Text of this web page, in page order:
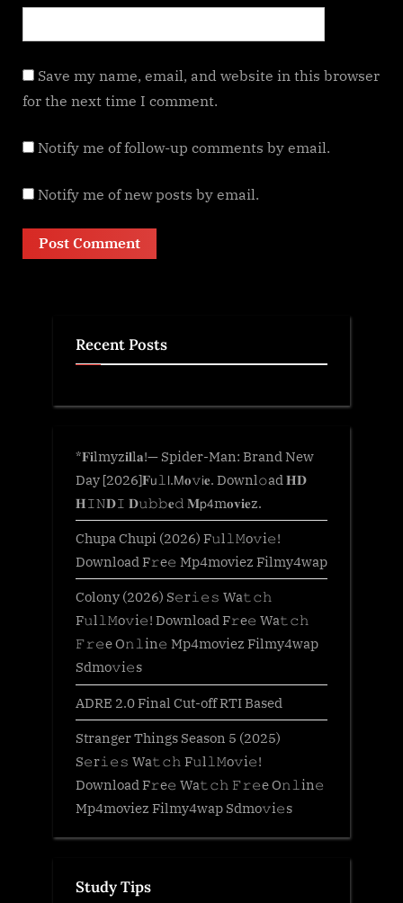
Save my name, email, and website in this browser
for the next time I comment.
Notify me of follow-up comments by email.
Notify me of new posts by email.
Recent Posts
*𝐅𝐢lmyz𝐢𝐥l𝐚!— Spider-Man: Brand New
Day [2026]𝐅𝗎𝚕𝗅.𝖬𝐨𝚟𝗂𝐞. Downl𝚘ad 𝐇𝐃
𝐇𝙸𝙽𝐃𝙸 𝐃𝚞𝚋𝚋𝐞𝚍 𝐌𝗉𝟦m𝐨𝐯𝐢𝐞z.
Chupa Chupi (2026) F𝚞l𝚕𝙼o𝚟i𝚎!
Download F𝚛e𝚎 Mp4moviez Filmy4wap
Colony (2026) S𝚎r𝚒𝚎𝚜 Wa𝚝𝚌𝚑
F𝚞l𝚕𝙼o𝚟i𝚎! Download F𝚛e𝚎 Wa𝚝𝚌𝚑
𝙵𝚛𝚎e O𝚗𝚕in𝚎 Mp4moviez Filmy4wap
Sdmo𝚟i𝚎s
ADRE 2.0 Final Cut-off RTI Based
Stranger Things Season 5 (2025)
S𝚎r𝚒𝚎𝚜 Wa𝚝𝚌𝚑 F𝚞l𝚕𝙼o𝚟i𝚎!
Download F𝚛e𝚎 Wa𝚝𝚌𝚑 𝙵𝚛𝚎e O𝚗𝚕in𝚎
Mp4moviez Filmy4wap Sdmo𝚟i𝚎s
Study Tips